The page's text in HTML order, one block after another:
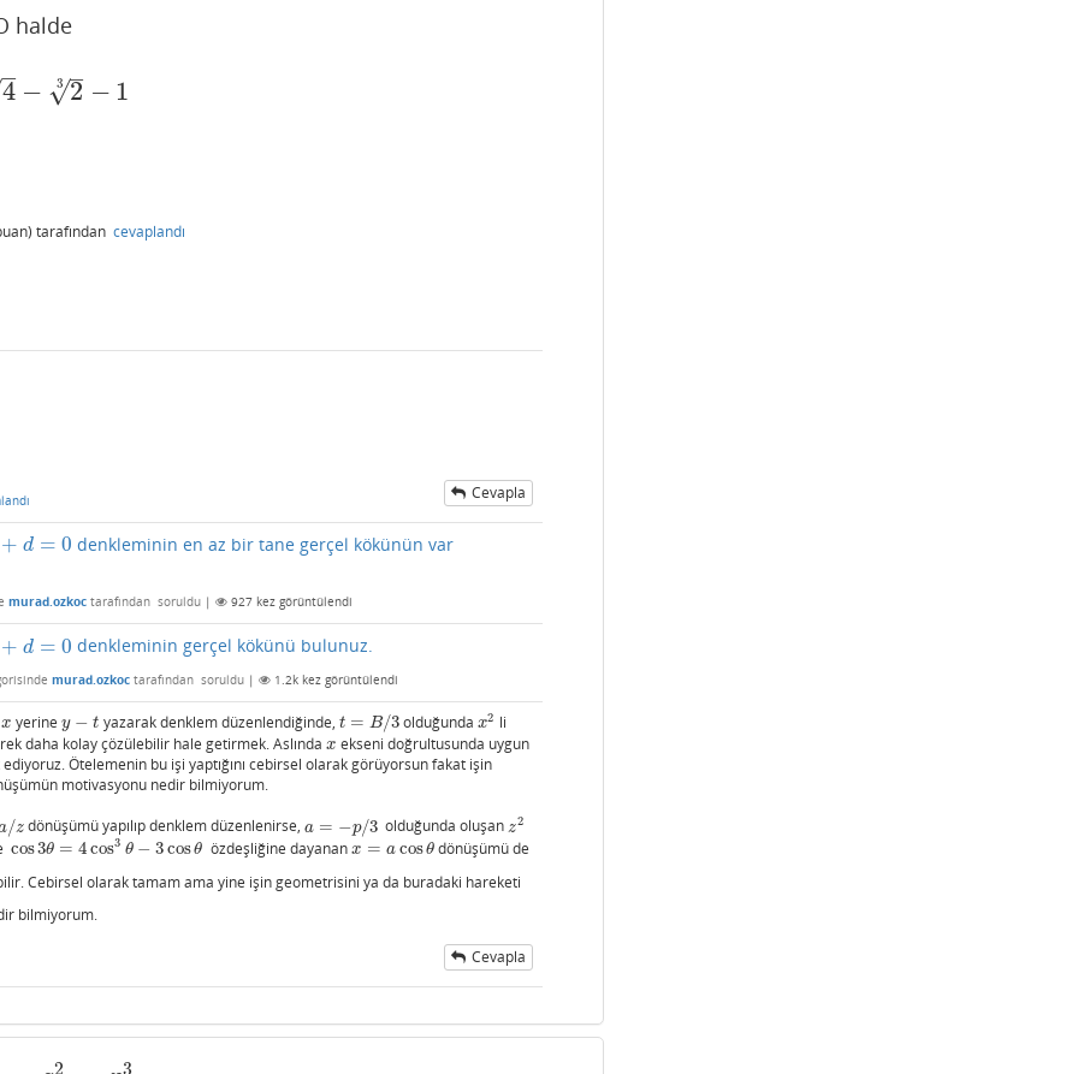
halde
4
– − 2
–
√
3 − 1
− 1
tarafından cevaplandı
Cevapla
+ d = 0 denkleminin en az bir tane gerçel kökünün var
murad.ozkoc tarafından soruldu | 927 kez görüntülendi
+ d = 0 denkleminin gerçel kökünü bulunuz.
murad.ozkoc tarafından soruldu | 1.2k kez görüntülendi
x
x yeriney − t
y−t yazarak denklem düzenlendiğinde, t = B/3
t=B/ 3 olduğunda x2
x2 li
daha kolay çözülebilir hale getirmek. Aslında x
x ekseni doğrultusunda uygun
Ötelemenin bu işi yaptığını cebirsel olarak görüyorsun fakat işin
motivasyonu nedir bilmiyorum.
/z dönüşümü yapılıp denklem düzenlenirse,a = −p/3
a=−p /3 olduğunda oluşanz2
z2
cos3θ = 4cos3 θ − 3cosθ
cos3θ= 4cos3θ−3 cosθ özdeşliğine dayananx = a cosθ
x= acosθ
dönüşümü de
Cebirsel olarak tamam ama yine işin geometrisini ya da buradaki hareketi
bilmiyorum.
Cevapla
2 3